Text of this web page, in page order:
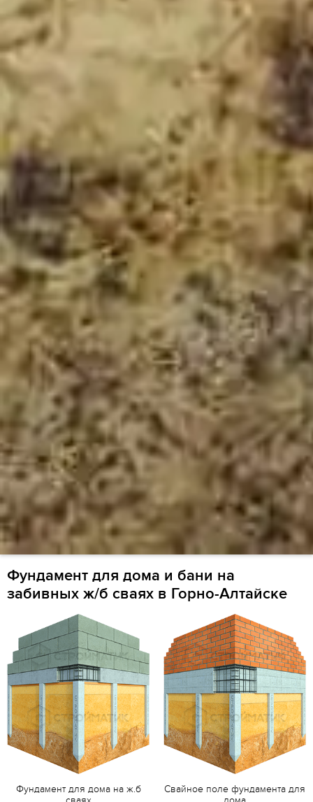
Фундамент для дома и бани на
забивных ж/б сваях в Горно-Алтайске
Фундамент для дома на ж.б
Свайное поле фундамента для